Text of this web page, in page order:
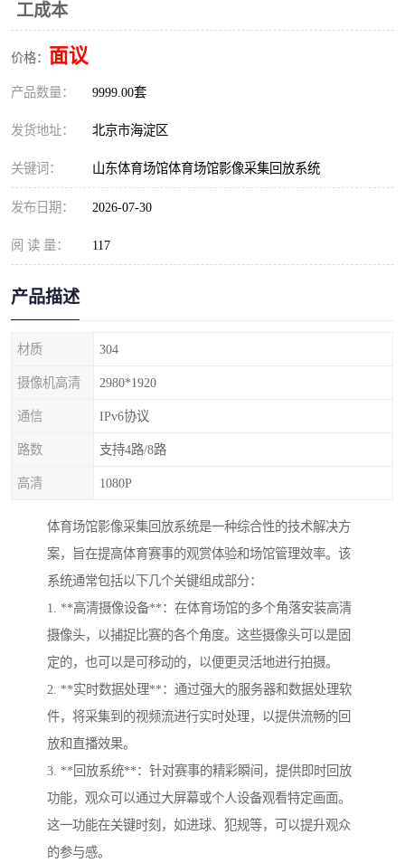
工成本
价格： 面议
产品数量： 9999.00套
发货地址： 北京市海淀区
关键词： 山东体育场馆体育场馆影像采集回放系统
发布日期： 2026-07-30
阅 读 量： 117
产品描述
材质 304
摄像机高清 2980*1920
通信 IPv6协议
路数 支持4路/8路
高清 1080P
体育场馆影像采集回放系统是一种综合性的技术解决方
案，旨在提高体育赛事的观赏体验和场馆管理效率。该
系统通常包括以下几个关键组成部分：
1. **高清摄像设备**：在体育场馆的多个角落安装高清
摄像头，以捕捉比赛的各个角度。这些摄像头可以是固
定的，也可以是可移动的，以便更灵活地进行拍摄。
2. **实时数据处理**：通过强大的服务器和数据处理软
件，将采集到的视频流进行实时处理，以提供流畅的回
放和直播效果。
3. **回放系统**：针对赛事的精彩瞬间，提供即时回放
功能，观众可以通过大屏幕或个人设备观看特定画面。
这一功能在关键时刻，如进球、犯规等，可以提升观众
的参与感。